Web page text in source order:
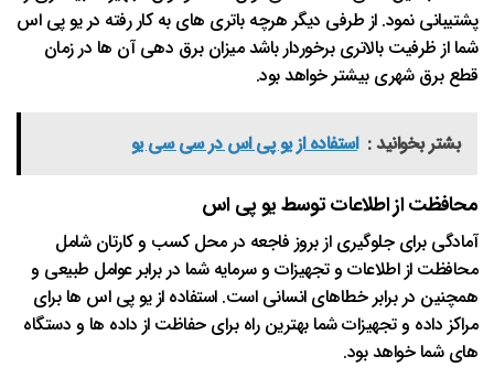
پشتیبانی نمود. از طرفی دیگر هرچه باتری های به کار رفته در یو پی اس
شما از ظرفیت بالاتری برخوردار باشد میزان برق دهی آن ها در زمان
قطع برق شهری بیشتر خواهد بود.
بشتر بخوانید : استفاده از یو پی اس در سی سی یو
محافظت از اطلاعات توسط یو پی اس
آمادگی برای جلوگیری از بروز فاجعه در محل کسب و کارتان شامل
محافظت از اطلاعات و تجهیزات و سرمایه شما در برابر عوامل طبیعی و
همچنین در برابر خطاهای انسانی است. استفاده از یو پی اس ها برای
مراکز داده و تجهیزات شما بهترین راه برای حفاظت از داده ها و دستگاه
های شما خواهد بود.